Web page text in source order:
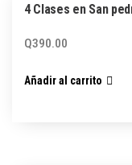
4 Clases en San
Q390.00
Añadir al carrito